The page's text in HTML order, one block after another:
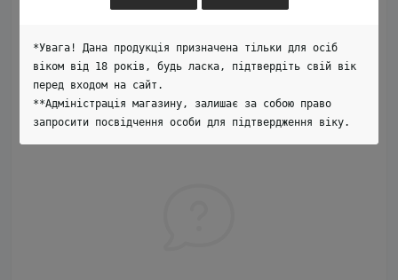
Немає питань про даний товар, станьте
першим і задайте своє питання.
*Увага! Дана продукція призначена тільки для осіб
віком від 18 років, будь ласка, підтвердіть свій вік
перед входом на сайт.
**Адміністрація магазину, залишає за собою право
запросити посвідчення особи для підтвердження віку.